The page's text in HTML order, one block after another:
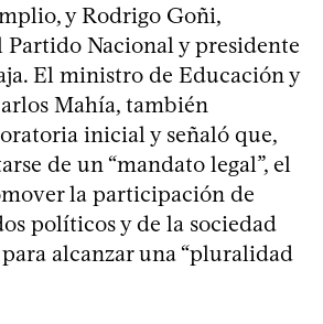
y Rodrigo Goñi,
Nacional y presidente
El ministro de Educación y
Mahía, también
inicial y señaló que,
de un “mandato legal”, el
la participación de
políticos y de la sociedad
alcanzar una “pluralidad